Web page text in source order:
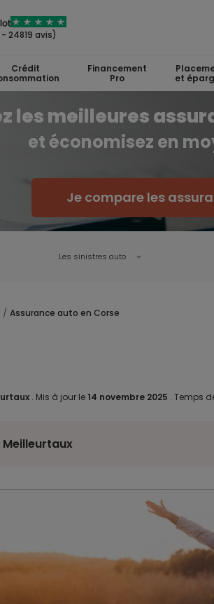
24819 avis)
Crédit
Financement
Pro
et
les meilleures
et économisez en
Je compare les
Les sinistres auto
Assurance auto en Corse
. Mis à jour le 14 novembre 2025 . Temps